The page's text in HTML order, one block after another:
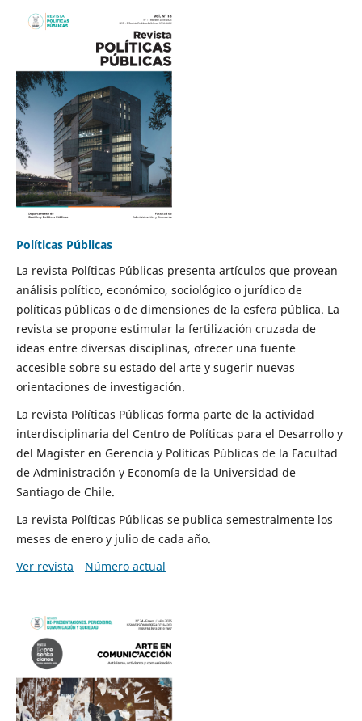
Políticas Públicas
La revista Políticas Públicas presenta artículos que provean
análisis político, económico, sociológico o jurídico de
políticas públicas o de dimensiones de la esfera pública. La
revista se propone estimular la fertilización cruzada de
ideas entre diversas disciplinas, ofrecer una fuente
accesible sobre su estado del arte y sugerir nuevas
orientaciones de investigación.
La revista Políticas Públicas forma parte de la actividad
interdisciplinaria del Centro de Políticas para el Desarrollo y
del Magíster en Gerencia y Políticas Públicas de la Facultad
de Administración y Economía de la Universidad de
Santiago de Chile.
La revista Políticas Públicas se publica semestralmente los
meses de enero y julio de cada año.
Ver revista
Número actual